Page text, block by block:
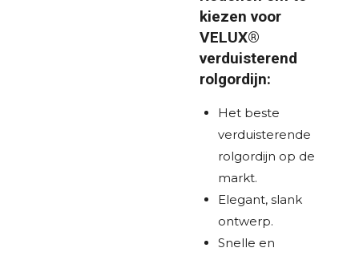
kiezen voor
VELUX®
verduisterend
rolgordijn:
Het beste
verduisterende
rolgordijn op de
markt.
Elegant, slank
ontwerp.
Snelle en